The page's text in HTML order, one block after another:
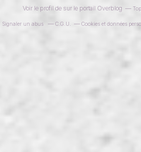
Voir le profil de sur le portail Overblog
Signaler un abus C.G.U. Cookies et données